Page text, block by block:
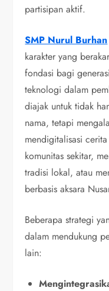
partisipan aktif.
SMP Nurul Burhan
karakter yang
fondasi bagi
teknologi dalam
diajak untuk tidak
nama, tetapi
mendigitalisasi
komunitas sekitar,
tradisi lokal, atau
berbasis aksara
Beberapa strategi
dalam mendukung
lain: